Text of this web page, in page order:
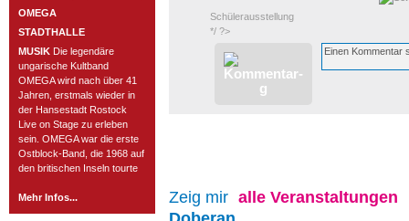
OMEGA
STADTHALLE
MUSIK Die legendäre
ungarische Kultband
OMEGA wird nach über 41
Jahren, erstmals wieder in
der Hansestadt Rostock
Live on Stage zu erleben
sein. OMEGA war die erste
Ostblock-Band, die 1968 auf
den britischen Inseln tourte
Mehr Infos...
Schülerausstellung
*/ ?>
Zeig mir alle Veranstaltungen